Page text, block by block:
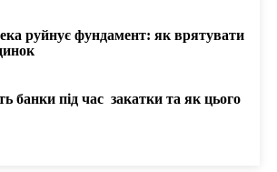
руйнує фундамент: як врятувати
банки під час закатки та як цього